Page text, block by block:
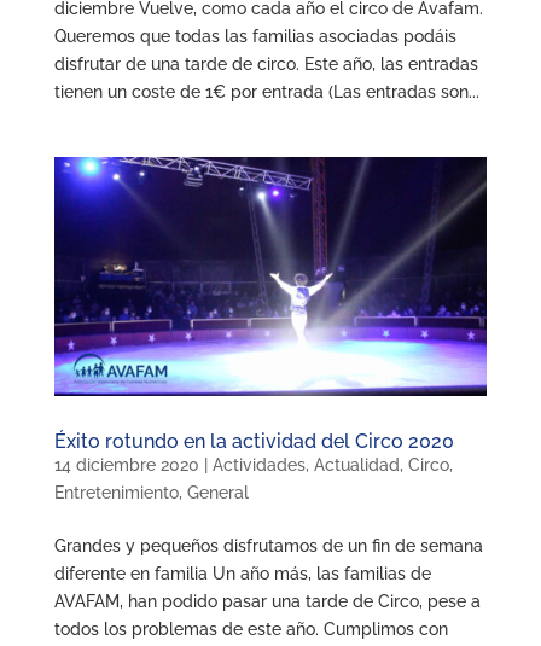
diciembre Vuelve, como cada año el circo de Avafam.
Queremos que todas las familias asociadas podáis
disfrutar de una tarde de circo. Este año, las entradas
tienen un coste de 1€ por entrada (Las entradas son...
Éxito rotundo en la actividad del Circo 2020
14 diciembre 2020 Actividades, Actualidad, Circo,
Entretenimiento, General
Grandes y pequeños disfrutamos de un fin de semana
diferente en familia Un año más, las familias de
AVAFAM, han podido pasar una tarde de Circo, pese a
todos los problemas de este año. Cumplimos con